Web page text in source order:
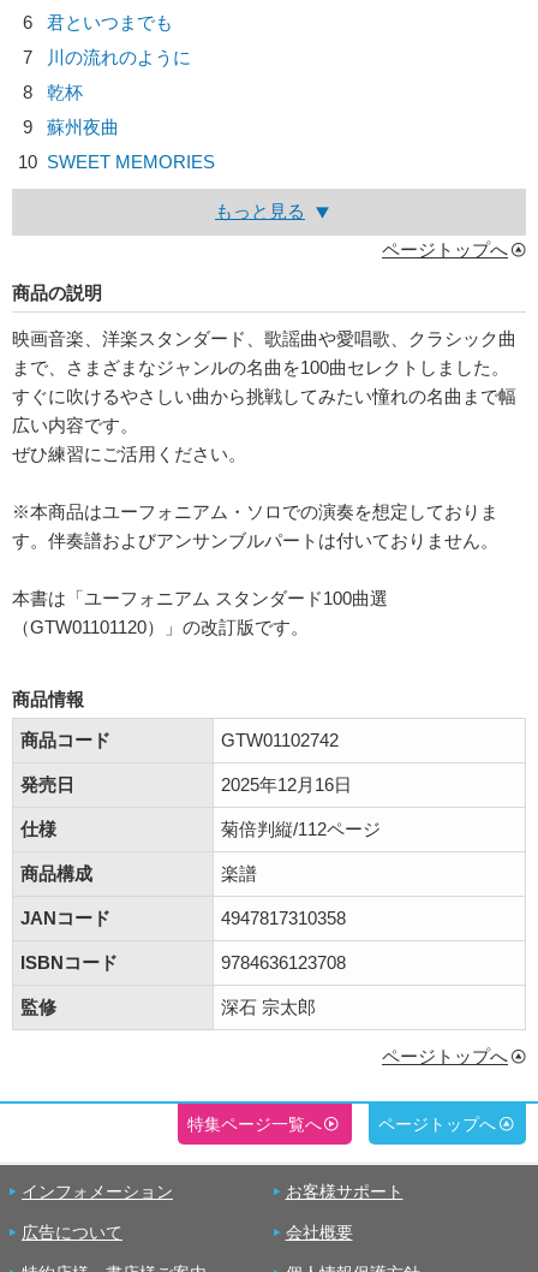
6
君といつまでも
7
川の流れのように
8
乾杯
9
蘇州夜曲
10 SWEET MEMORIES
もっと見る
ページトップへ
商品の説明
映画音楽、洋楽スタンダード、歌謡曲や愛唱歌、クラシック曲
まで、さまざまなジャンルの名曲を100曲セレクトしました。
すぐに吹けるやさしい曲から挑戦してみたい憧れの名曲まで幅
広い内容です。
ぜひ練習にご活用ください。
※本商品はユーフォニアム・ソロでの演奏を想定しておりま
す。伴奏譜およびアンサンブルパートは付いておりません。
本書は「ユーフォニアム スタンダード100曲選
（GTW01101120）」の改訂版です。
商品情報
商品コード
GTW01102742
発売日 2025年12月16日
仕様 菊倍判縦/112ページ
商品構成 楽譜
JANコード 4947817310358
ISBNコード 9784636123708
監修 深石 宗太郎
ページトップへ
特集ページ一覧へ ページトップへ
インフォメーション お客様サポート
広告について 会社概要